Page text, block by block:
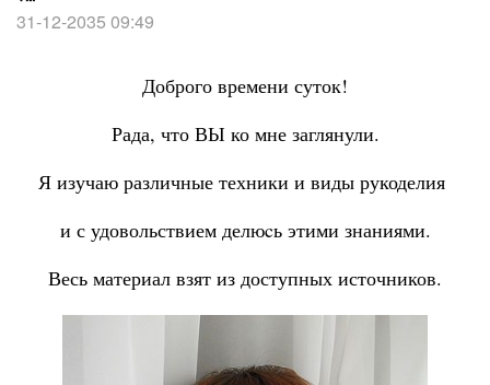
31-12-2035 09:49
Доброго времени суток!
Рада, что ВЫ ко мне заглянули.
Я изучаю различные техники и виды рукоделия
и с удовольствием делюcь этими знаниями.
Весь материал взят из доступных источников.